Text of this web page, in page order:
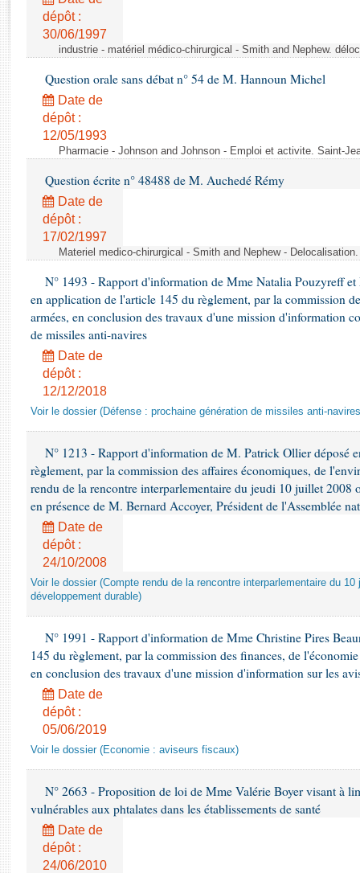
Rapports d'enquête
Rapports législatifs
Dossiers législatifs
Budget et sécurité sociale
Questions écrites et orales
dépôt :
30/06/1997
industrie - matériel médico-chirurgical - Smith and Nephew.
Question orale sans débat n° 54 de M. Hannoun Michel
Date de
dépôt :
12/05/1993
Pharmacie - Johnson and Johnson - Emploi et activite. Saint-
Question écrite n° 48488 de M. Auchedé Rémy
Date de
dépôt :
17/02/1997
Materiel medico-chirurgical - Smith and Nephew -
N° 1493 - Rapport d'information de Mme Natalia Pouzyreff
en application de l'article 145 du règlement, par la commission
armées, en conclusion des travaux d'une mission d'information
de missiles anti-navires
Date de
dépôt :
12/12/2018
Voir le dossier (Défense : prochaine génération de missiles anti-
N° 1213 - Rapport d'information de M. Patrick Ollier déposé
règlement, par la commission des affaires économiques, de
rendu de la rencontre interparlementaire du jeudi 10 juillet 2008
en présence de M. Bernard Accoyer, Président de l'Assemblée
Date de
dépôt :
24/10/2008
Voir le dossier (Compte rendu de la rencontre interparlementaire du
développement durable)
N° 1991 - Rapport d'information de Mme Christine Pires
145 du règlement, par la commission des finances, de
en conclusion des travaux d'une mission d'information sur les
Date de
dépôt :
05/06/2019
Voir le dossier (Economie : aviseurs fiscaux)
N° 2663 - Proposition de loi de Mme Valérie Boyer visant à
vulnérables aux phtalates dans les établissements de santé
Date de
dépôt :
24/06/2010